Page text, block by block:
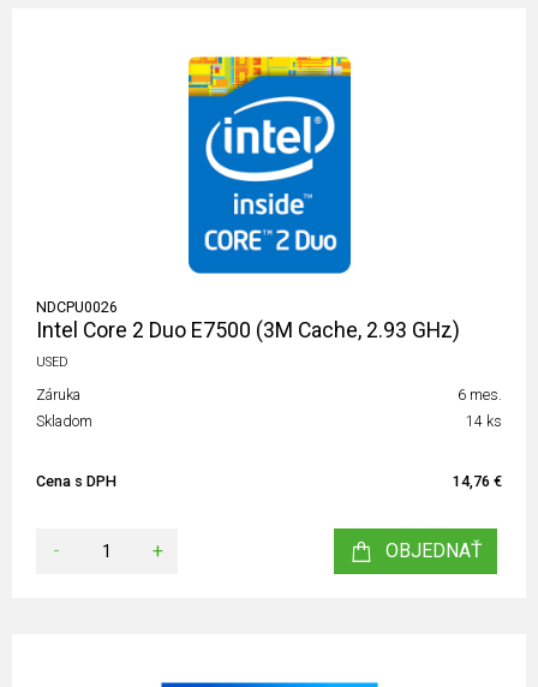
NDCPU0026
Intel Core 2 Duo E7500 (3M Cache, 2.93 GHz)
USED
Záruka
6 mes.
Skladom
14 ks
Cena s DPH 14,76 €
- + OBJEDNAŤ